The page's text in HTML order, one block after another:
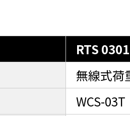
RTS
無線式
WCS-03T